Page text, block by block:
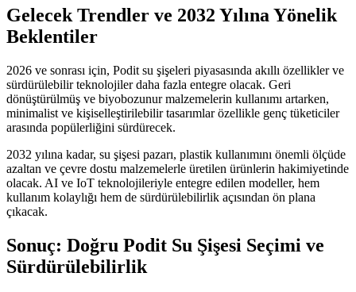
Gelecek Trendler ve 2032 Yılına Yönelik
Beklentiler
2026 ve sonrası için, Podit su şişeleri piyasasında akıllı özellikler ve
sürdürülebilir teknolojiler daha fazla entegre olacak. Geri
dönüştürülmüş ve biyobozunur malzemelerin kullanımı artarken,
minimalist ve kişiselleştirilebilir tasarımlar özellikle genç tüketiciler
arasında popülerliğini sürdürecek.
2032 yılına kadar, su şişesi pazarı, plastik kullanımını önemli ölçüde
azaltan ve çevre dostu malzemelerle üretilen ürünlerin hakimiyetinde
olacak. AI ve IoT teknolojileriyle entegre edilen modeller, hem
kullanım kolaylığı hem de sürdürülebilirlik açısından ön plana
çıkacak.
Sonuç: Doğru Podit Su Şişesi Seçimi ve
Sürdürülebilirlik